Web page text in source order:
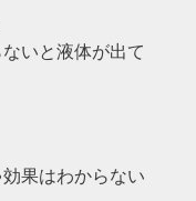
いと液体が出て
果はわからない